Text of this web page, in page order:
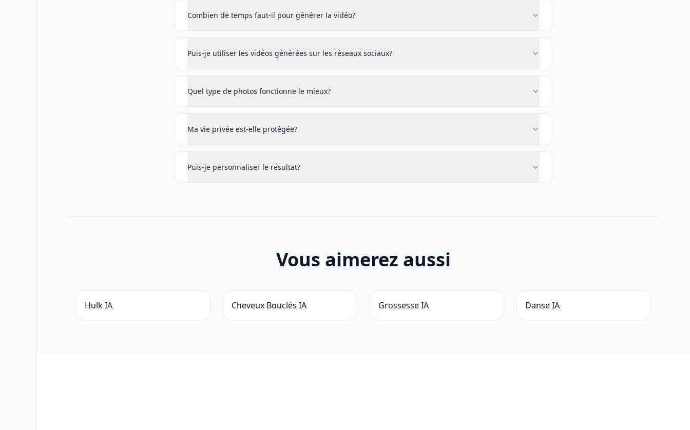
Combien de temps faut-il pour générer la vidéo?
Puis-je utiliser les vidéos générées sur les réseaux sociaux?
Quel type de photos fonctionne le mieux?
Ma vie privée est-elle protégée?
Puis-je personnaliser le résultat?
Vous aimerez aussi
Hulk IA Cheveux Bouclés IA Grossesse IA Danse IA